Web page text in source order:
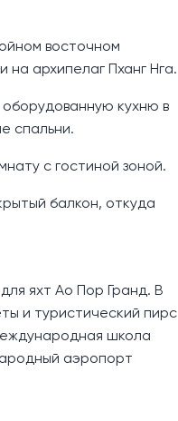
восточном
на архипелаг Пханг Нга.
кухню в
спальни.
с гостиной зоной.
балкон, откуда
яхт Ао Пор Гранд. В
и туристический пирс
школа
аэропорт